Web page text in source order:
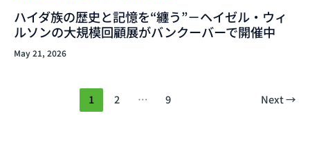
ハイダ族の歴史と記憶を“纏う”－ヘイゼル・ウィ
ルソンの大規模回顧展がバンクーバーで開催中
May 21, 2026
1 2 … 9 Next→